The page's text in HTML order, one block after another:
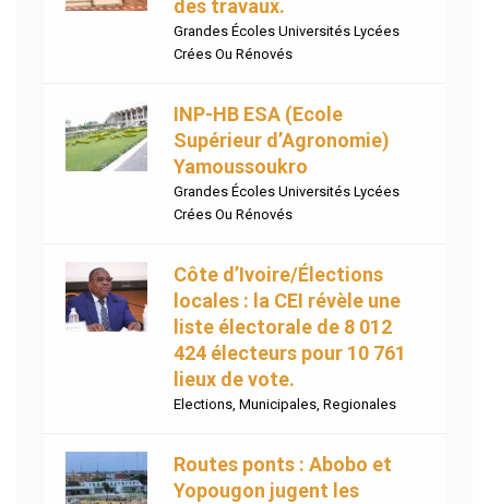
des travaux.
Grandes Écoles Universités Lycées
Crées Ou Rénovés
INP-HB ESA (Ecole
Supérieur d’Agronomie)
Yamoussoukro
Grandes Écoles Universités Lycées
Crées Ou Rénovés
Côte d’Ivoire/Élections
locales : la CEI révèle une
liste électorale de 8 012
424 électeurs pour 10 761
lieux de vote.
Elections, Municipales, Regionales
Routes ponts : Abobo et
Yopougon jugent les